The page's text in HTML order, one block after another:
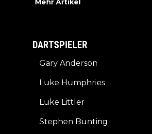
Mehr Artikel
DARTSPIELER
Gary Anderson
Luke Humphries
Luke Littler
Stephen Bunting